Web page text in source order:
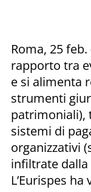
Roma, 25
rapporto tra
e si alimenta
strumenti
patrimoniali),
sistemi di
organizzativi
infiltrate dalla
L’Eurispes